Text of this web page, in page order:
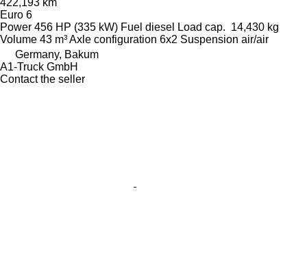
422,193 km
Euro 6
Power 456 HP (335 kW) Fuel diesel Load cap. 14,430 kg
Volume 43 m³Axle configuration 6x2 Suspension air/air
Germany, Bakum
A1-Truck GmbH
Contact the seller